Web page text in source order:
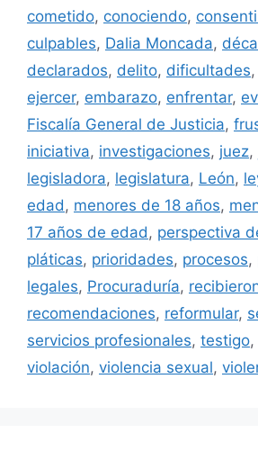
cometido, conociendo,
culpables, Dalia Moncada,
declarados, delito, dificultades,
ejercer, embarazo, enfrentar,
Fiscalía General de Justicia,
iniciativa, investigaciones, juez,
legisladora, legislatura, León,
edad , menores de 18 años,
17 años de edad , perspectiva
pláticas, prioridades, procesos,
legales, Procuraduría,
recomendaciones, reformular,
servicios profesionales, testigo,
violación, violencia sexual,